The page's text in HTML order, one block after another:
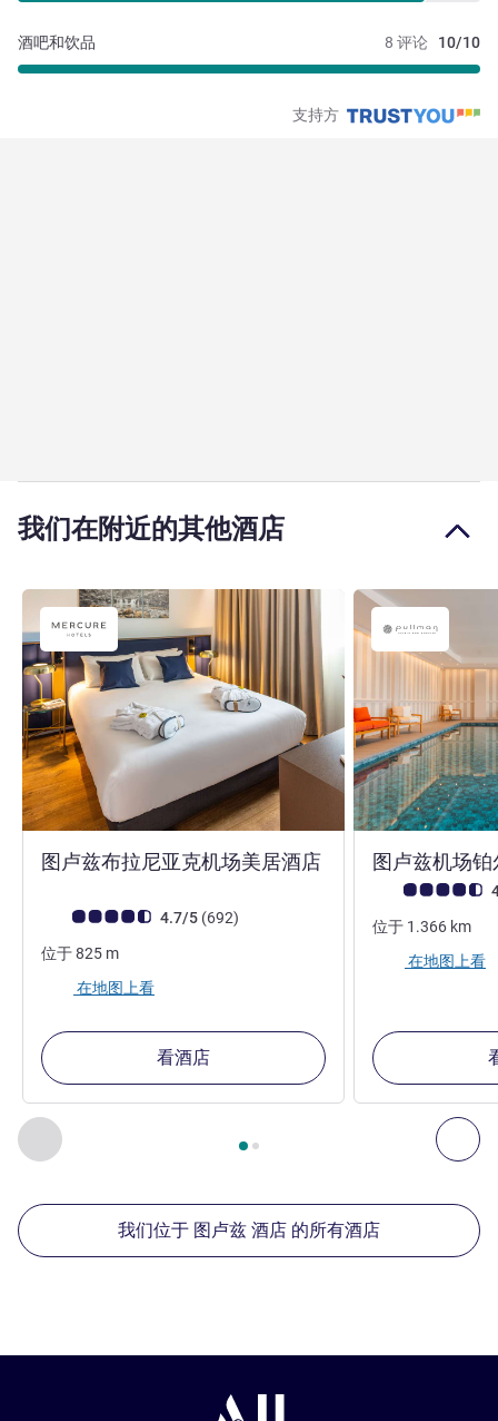
8 评论 10/10
酒吧和饮品
支持方
我们在附近的其他酒店
上一个 - 我们在附近的其他酒店 下
第 页，共 , 我们在附近的其他酒店 1 :, 我们在附近的
图卢兹布拉尼亚克机场美居酒店4 星
客户意见评级 (ALL 评级)
4.7/5 (692评论
)
位于825 m
在地图上看
看酒店
图卢兹机场
客户意见评级
位于 1.366 km
在地图上看
我们位于 图卢兹 酒店 的所有酒店